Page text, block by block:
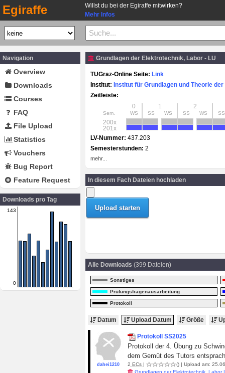
Egiraffe
Willst du bei der Egiraffe mitwirken?
Mehr Infos
Navigation
Overview
Downloads
Courses
FAQ
File Upload
Statistics
Vouchers
Bug Report
Feature Request
Downloads pro Tag
143
0
Grundlagen der Elektrotechnik, Labor - LU
TUGraz-Online Seite: Link
Institut: Institut für Grundlagen und Theorie
Zeitleiste:
0
1 2
Sem. WS SS WS SS WS SS
200x
201x
LV-Nummer: 437.203
Semesterstunden: 2
mehr...
In diesem Fach Dateien hochladen
Alle Downloads (399 Dateien)
Sonstiges
Prüfungsfragenausarbeitung
Protokoll
Datum Upload Datum Größe
dahei1210
Protokoll SS2025
Protokoll der 4. Übung zu
dem Gemüt des Tutors
2 ECs | () | Upload am:
Grundlagen der Elektrotechnik, Labor